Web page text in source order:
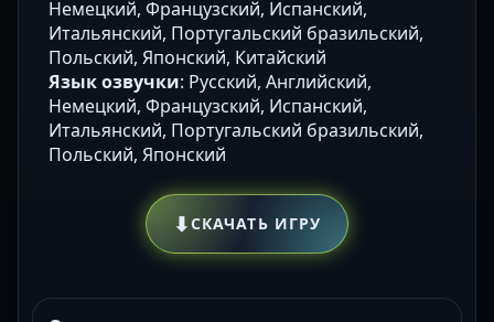
Немецкий, Французский, Испанский,
Итальянский, Португальский бразильский,
Польский, Японский, Китайский
Язык озвучки: Русский, Английский,
Немецкий, Французский, Испанский,
Итальянский, Португальский бразильский,
Польский, Японский
⬇СКАЧАТЬ ИГРУ